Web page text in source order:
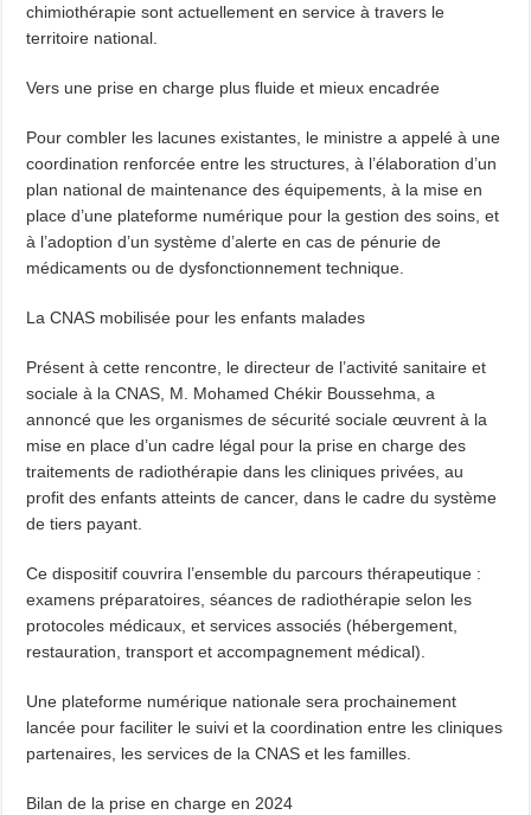
chimiothérapie sont actuellement en service à travers le
territoire national.
Vers une prise en charge plus fluide et mieux encadrée
Pour combler les lacunes existantes, le ministre a appelé à une
coordination renforcée entre les structures, à l’élaboration d’un
plan national de maintenance des équipements, à la mise en
place d’une plateforme numérique pour la gestion des soins, et
à l’adoption d’un système d’alerte en cas de pénurie de
médicaments ou de dysfonctionnement technique.
La CNAS mobilisée pour les enfants malades
Présent à cette rencontre, le directeur de l’activité sanitaire et
sociale à la CNAS, M. Mohamed Chékir Boussehma, a
annoncé que les organismes de sécurité sociale œuvrent à la
mise en place d’un cadre légal pour la prise en charge des
traitements de radiothérapie dans les cliniques privées, au
profit des enfants atteints de cancer, dans le cadre du système
de tiers payant.
Ce dispositif couvrira l’ensemble du parcours thérapeutique :
examens préparatoires, séances de radiothérapie selon les
protocoles médicaux, et services associés (hébergement,
restauration, transport et accompagnement médical).
Une plateforme numérique nationale sera prochainement
lancée pour faciliter le suivi et la coordination entre les cliniques
partenaires, les services de la CNAS et les familles.
Bilan de la prise en charge en 2024